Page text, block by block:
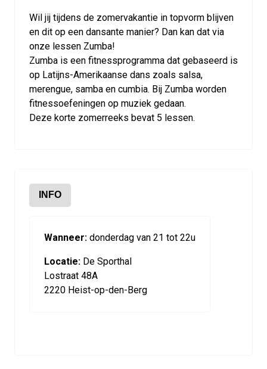
Wil jij tijdens de zomervakantie in topvorm blijven
en dit op een dansante manier? Dan kan dat via
onze lessen Zumba!
Zumba is een fitnessprogramma dat gebaseerd is
op Latijns-Amerikaanse dans zoals salsa,
merengue, samba en cumbia. Bij Zumba worden
fitnessoefeningen op muziek gedaan.
Deze korte zomerreeks bevat 5 lessen.
INFO
Wanneer: donderdag van 21 tot 22u
Locatie: De Sporthal
Lostraat 48A
2220 Heist-op-den-Berg